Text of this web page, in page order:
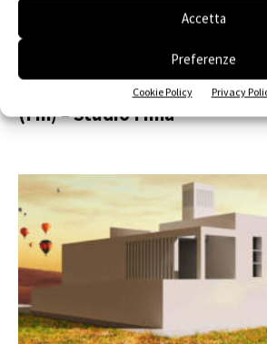
Accetta
Preferenze
Cookie Policy Privacy
Recupero Area ex Fim a
(Fm) – Studio Fima